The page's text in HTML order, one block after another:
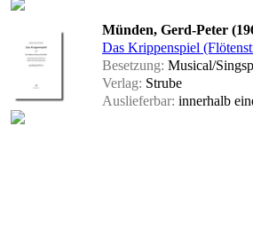
Münden, Gerd-Peter
Das Krippenspiel
Besetzung: Musical/
Verlag: Strube
Auslieferbar: innerhalb